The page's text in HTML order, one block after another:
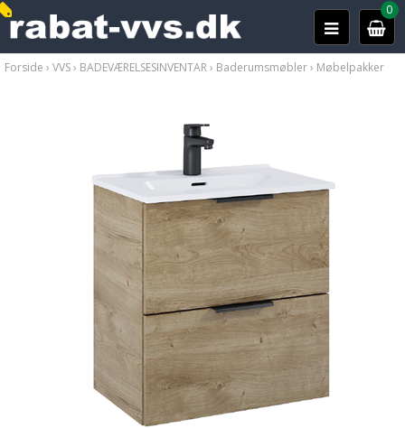
0
Forside › VVS› BADEVÆRELSESINVENTAR› Baderumsmøbler› Møbelpakker